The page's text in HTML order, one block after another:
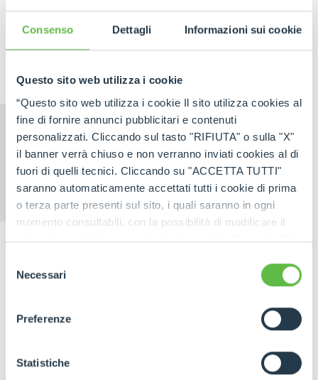
Consenso Dettagli Informazioni sui cookie
Questo sito web utilizza i cookie
“Questo sito web utilizza i cookie Il sito utilizza cookies al
fine di fornire annunci pubblicitari e contenuti
personalizzati. Cliccando sul tasto "RIFIUTA" o sulla "X"
il banner verrà chiuso e non verranno inviati cookies al di
fuori di quelli tecnici. Cliccando su "ACCETTA TUTTI"
saranno automaticamente accettati tutti i cookie di prima
o terza parte presenti sul sito, i quali saranno in ogni
momento consultabili, con la possibilità di modificare il
consenso prestato per ogni singolo cookie. Come fare?
ogni pagina, selezionare "Modifichi il suo consenso" e
dell'informativa completa nel footer presente in ogni
pagina. Per esercitare i diritti riconosciuti all'interessato ai
GDPR abbiamo predisposto una
apposita procedura.
delNecessari
Preferenze
Statistiche
RELATED PRODUCTS
Tracked Carriers
CINGO
MULTIFUNCTION
ELECTRIC
CINGO